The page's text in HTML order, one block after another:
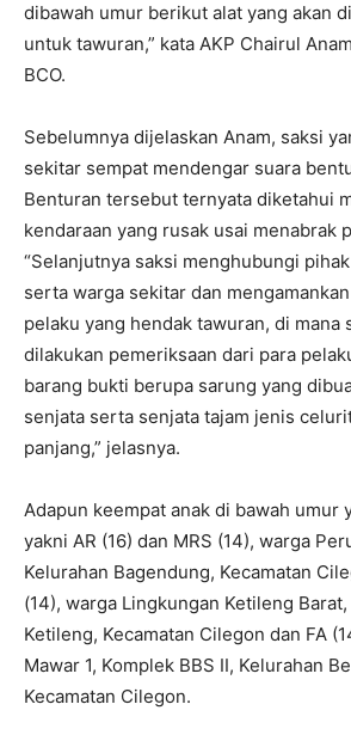
dibawah umur berikut alat yang akan
untuk tawuran,” kata AKP Chairul
BCO.
Sebelumnya dijelaskan Anam, saksi
sekitar sempat mendengar suara
Benturan tersebut ternyata diketahui
kendaraan yang rusak usai menabrak
“Selanjutnya saksi menghubungi
serta warga sekitar dan
pelaku yang hendak tawuran, di mana
dilakukan pemeriksaan dari para
barang bukti berupa sarung yang
senjata serta senjata tajam jenis
panjang,” jelasnya.
Adapun keempat anak di bawah umur
yakni AR (16) dan MRS (14), warga
Kelurahan Bagendung, Kecamatan
(14), warga Lingkungan Ketileng
Ketileng, Kecamatan Cilegon dan FA
Mawar 1, Komplek BBS II, Kelurahan
Kecamatan Cilegon.